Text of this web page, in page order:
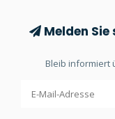
Melden
Bleib informiert